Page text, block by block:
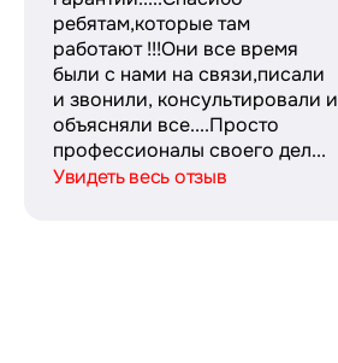
ребятам,которые там
работают !!!Они все время
были с нами на связи,писали
и звонили, консультировали и
объясняли все....Просто
профессионалы своего дел...
Увидеть весь отзыв